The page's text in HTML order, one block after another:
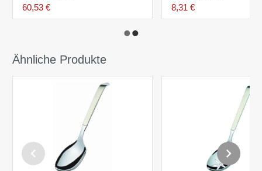
60,53 € 8,31 €
Ähnliche Produkte